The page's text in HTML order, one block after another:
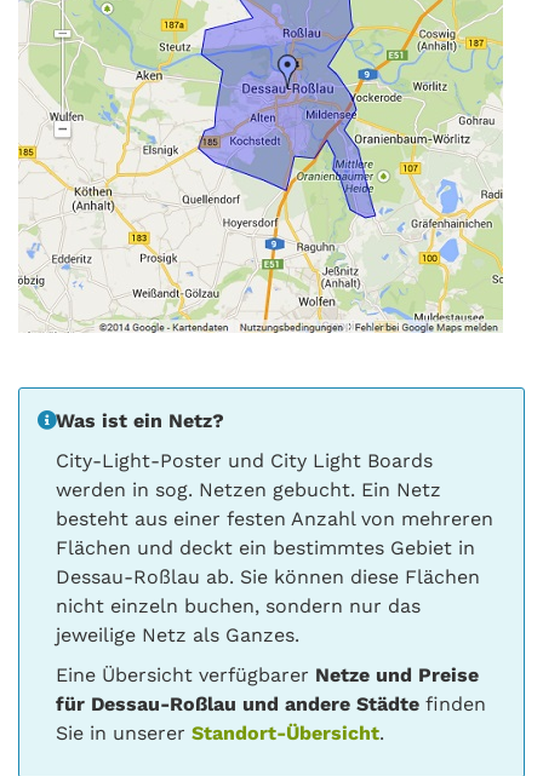
Was ist ein Netz?
City-Light-Poster und City Light Boards
werden in sog. Netzen gebucht. Ein Netz
besteht aus einer festen Anzahl von mehreren
Flächen und deckt ein bestimmtes Gebiet in
Dessau-Roßlau ab. Sie können diese Flächen
nicht einzeln buchen, sondern nur das
jeweilige Netz als Ganzes.
Eine Übersicht verfügbarer Netze und Preise
für Dessau-Roßlau und andere Städte finden
Sie in unsererStandort-Übersicht.